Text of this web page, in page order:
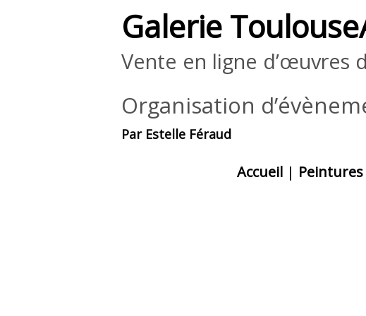
Galerie
Vente en ligne d’œuvres
Organisation
Par Estelle Féraud
Accueil | Peintures